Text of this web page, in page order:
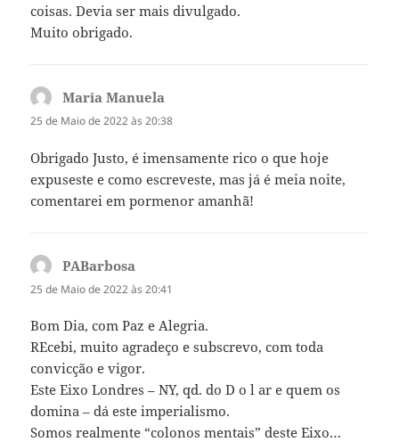
coisas. Devia ser mais divulgado.
Muito obrigado.
Maria Manuela
25 de Maio de 2022 às 20:38
Obrigado Justo, é imensamente rico o que hoje
expuseste e como escreveste, mas já é meia noite,
comentarei em pormenor amanhã!
PABarbosa
25 de Maio de 2022 às 20:41
Bom Dia, com Paz e Alegria.
REcebi, muito agradeço e subscrevo, com toda
convicção e vigor.
Este Eixo Londres – NY, qd. do D o l ar e quem os
domina – dá este imperialismo.
Somos realmente “colonos mentais” deste Eixo…